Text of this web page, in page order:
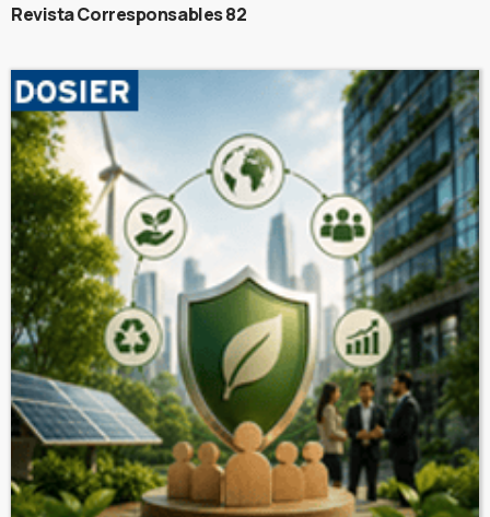
Revista Corresponsables 82